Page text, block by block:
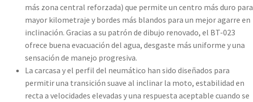
más zona central reforzada) que permite un centro más duro para
mayor kilometraje y bordes más blandos para un mejor agarre en
inclinación. Gracias a su patrón de dibujo renovado, el BT-023
ofrece buena evacuación del agua, desgaste más uniforme y una
sensación de manejo progresiva.
La carcasa y el perfil del neumático han sido diseñados para
permitir una transición suave al inclinar la moto, estabilidad en
recta a velocidades elevadas y una respuesta aceptable cuando se